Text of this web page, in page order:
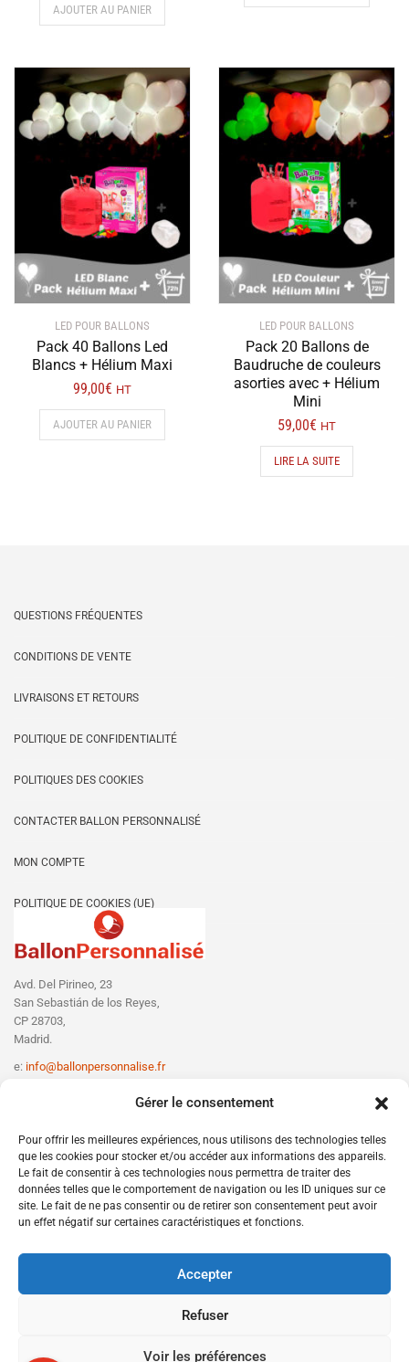
Gérer le consentement
Pour offrir les meilleures expériences, nous utilisons des technologies telles
que les cookies pour stocker et/ou accéder aux informations des appareils.
Le fait de consentir à ces technologies nous permettra de traiter des
données telles que le comportement de navigation ou les ID uniques sur ce
site. Le fait de ne pas consentir ou de retirer son consentement peut avoir
un effet négatif sur certaines caractéristiques et fonctions.
Accepter
Refuser
Voir les préférences
AJOUTER AU PANIER
LED POUR BALLONS
Pack 40 Ballons Led
Blancs + Hélium Maxi
99,00€ HT
AJOUTER AU PANIER
LED POUR BALLONS
Pack 20 Ballons de
Baudruche de couleurs
asorties avec + Hélium
Mini
59,00€ HT
LIRE LA SUITE
QUESTIONS FRÉQUENTES
CONDITIONS DE VENTE
LIVRAISONS ET RETOURS
POLITIQUE DE CONFIDENTIALITÉ
POLITIQUES DES COOKIES
CONTACTER BALLON PERSONNALISÉ
MON COMPTE
POLITIQUE DE COOKIES (UE)
Avd. Del Pirineo, 23
San Sebastián de los Reyes,
CP 28703,
Madrid.
e: info@ballonpersonnalise.fr